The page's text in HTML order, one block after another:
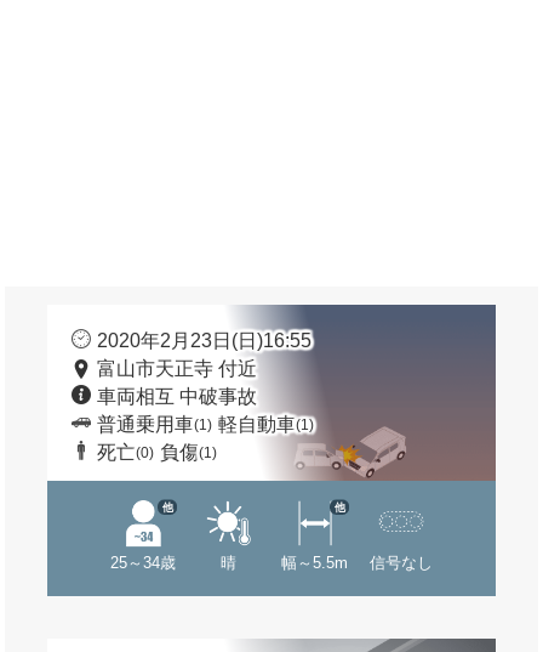
2020年2月23日(日)16:55
富山市天正寺 付近
車両相互 中破事故
普通乗用車(1) 軽自動車(1)
死亡(0) 負傷(1)
25～34歳
他
晴 幅～5.5m
他
信号なし